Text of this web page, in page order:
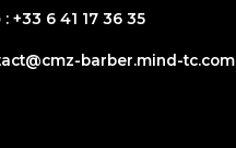
: +33 6 41 17 36 35
barber.mind-tc.com